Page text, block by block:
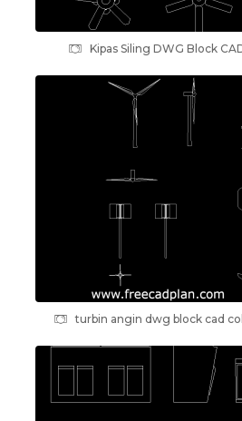
Kipas Siling DWG Block
turbin angin dwg block cad